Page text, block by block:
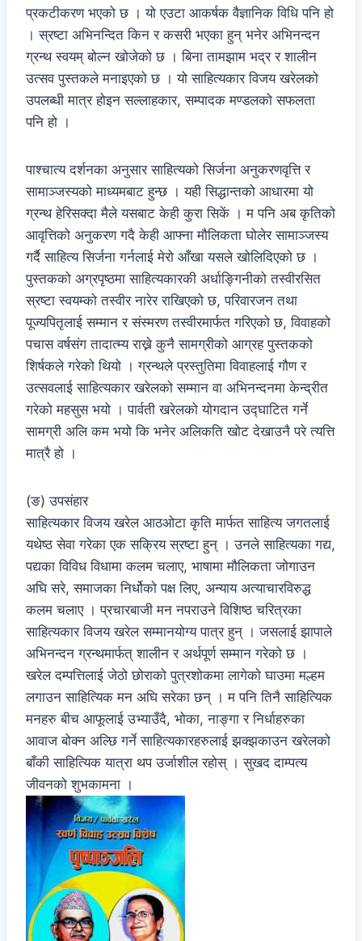
प्रकटीकरण भएको छ । यो एउटा आकर्षक वैज्ञानिक विधि पनि हो
। स्रष्टा अभिनन्दित किन र कसरी भएका हुन् भनेर अभिनन्दन
ग्रन्थ स्वयम् बोल्न खोजेको छ । बिना तामझाम भद्र र शालीन
उत्सव पुस्तकले मनाइएको छ । यो साहित्यकार विजय खरेलको
उपलब्धी मात्र होइन सल्लाहकार, सम्पादक मण्डलको सफलता
पनि हो ।
पाश्चात्य दर्शनका अनुसार साहित्यको सिर्जना अनुकरणवृत्ति र
सामाञ्जस्यको माध्यमबाट हुन्छ । यही सिद्धान्तको आधारमा यो
ग्रन्थ हेरिसक्दा मैले यसबाट केही कुरा सिकें । म पनि अब कृतिको
आवृत्तिको अनुकरण गदै केही आफ्ना मौलिकता घोलेर सामाञ्जस्य
गर्दै साहित्य सिर्जना गर्नलाई मेरो आँखा यसले खोलिदिएको छ ।
पुस्तकको अग्रपृष्ठमा साहित्यकारकी अर्धाङ्गिनीको तस्वीरसित
स्रष्टा स्वयम्को तस्वीर नारेर राखिएको छ, परिवारजन तथा
पूज्यपितृलाई सम्मान र संस्मरण तस्वीरमार्फत गरिएको छ, विवाहको
पचास वर्षसंग तादात्म्य राख्ने कुनै सामग्रीको आग्रह पुस्तकको
शिर्षकले गरेको थियो । ग्रन्थले प्रस्तुतिमा विवाहलाई गौण र
उत्सवलाई साहित्यकार खरेलको सम्मान वा अभिनन्दनमा केन्द्रीत
गरेको महसुस भयो । पार्वती खरेलको योगदान उद्घाटित गर्ने
सामग्री अलि कम भयो कि भनेर अलिकति खोट देखाउनै परे त्यत्ति
मात्रै हो ।
(ङ) उपसंहार
साहित्यकार विजय खरेल आठओटा कृति मार्फत साहित्य जगतलाई
यथेष्ठ सेवा गरेका एक सक्रिय स्रष्टा हुन् । उनले साहित्यका गद्य,
पद्यका विविध विधामा कलम चलाए, भाषामा मौलिकता जोगाउन
अघि सरे, समाजका निर्धोको पक्ष लिए, अन्याय अत्याचारविरुद्ध
कलम चलाए । प्रचारबाजी मन नपराउने विशिष्ठ चरित्रका
साहित्यकार विजय खरेल सम्मानयोग्य पात्र हुन् । जसलाई झापाले
अभिनन्दन ग्रन्थमार्फत् शालीन र अर्थपूर्ण सम्मान गरेको छ ।
खरेल दम्पत्तिलाई जेठो छोराको पुत्रशोकमा लागेको घाउमा मल्हम
लगाउन साहित्यिक मन अघि सरेका छन् । म पनि तिनै साहित्यिक
मनहरु बीच आफूलाई उभ्याउँदै, भोका, नाङ्गा र निर्धाहरुका
आवाज बोक्न अल्छि गर्ने साहित्यकारहरुलाई झक्झकाउन खरेलको
बाँकी साहित्यिक यात्रा थप उर्जाशील रहोस् । सुखद दाम्पत्य
जीवनको शुभकामना ।